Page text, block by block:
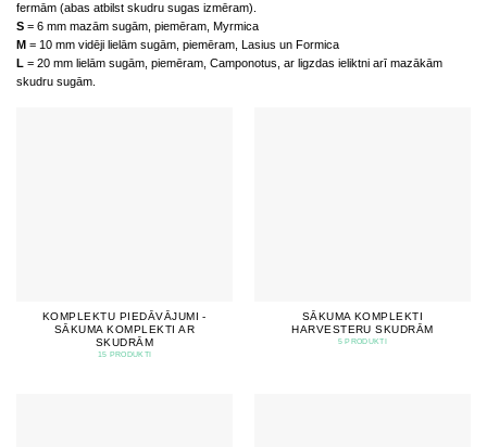
fermām (abas atbilst skudru sugas izmēram).
S = 6 mm mazām sugām, piemēram, Myrmica
M = 10 mm vidēji lielām sugām, piemēram, Lasius un Formica
L = 20 mm lielām sugām, piemēram, Camponotus, ar ligzdas ieliktni arī mazākām
skudru sugām.
KOMPLEKTU PIEDĀVĀJUMI -
SĀKUMA KOMPLEKTI AR
SKUDRĀM
15 PRODUKTI
SĀKUMA KOMPLEKTI
HARVESTERU SKUDRĀM
5 PRODUKTI